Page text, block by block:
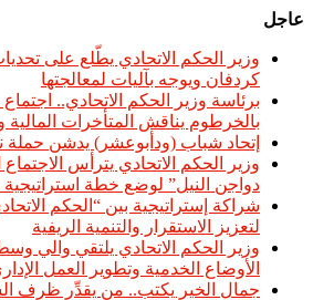
عاجل
​وزير الحكم الاتحادي يطّلع على
كردفان ويوجه بآليات لمعالجتها
​برئاسة وزير الحكم الاتحادي.. اجتماع
بالخرطوم يناقش المتأخرات المالية
إتحاد شباب (ودأبوعشر) يدشن حملة
وزير الحكم الاتحادي يترأس
دواجن النيل” لوضع خطة استراتيجية
شراكة إستراتيجية بين “الحكم
لتعزيز الاستقرار والتنمية الريفية
​وزير الحكم الاتحادي يلتقي والي
الأوضاع الخدمية وتطوير العمل
جمال الخير يكتب.. من يقدِّر ظرف